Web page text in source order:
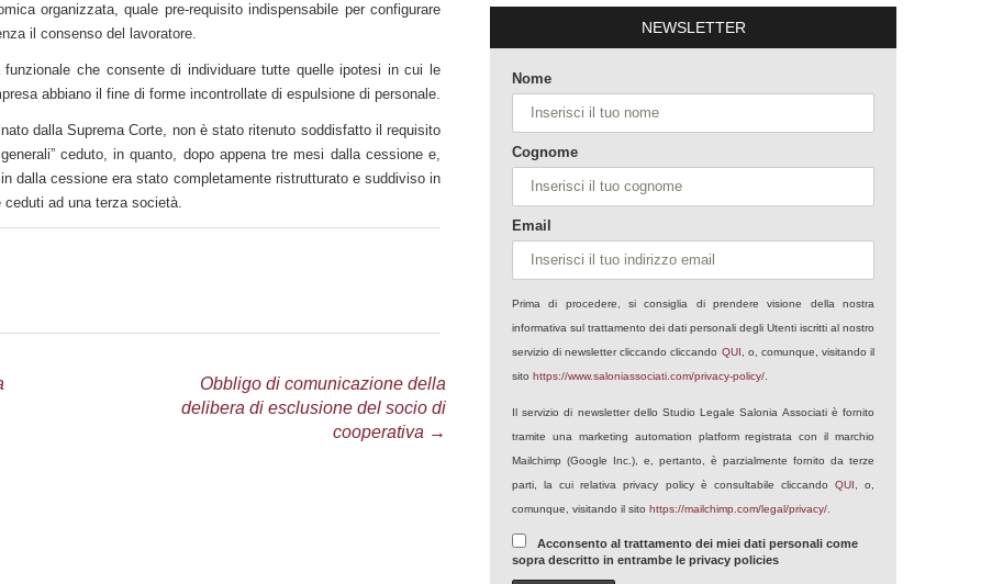
organizzata, quale pre-requisito indispensabile per configurare
il consenso del lavoratore.
funzionale che consente di individuare tutte quelle ipotesi in cui le
abbiano il fine di forme incontrollate di espulsione di personale.
dalla Suprema Corte, non è stato ritenuto soddisfatto il requisito
ceduto, in quanto, dopo appena tre mesi dalla cessione e,
dalla cessione era stato completamente ristrutturato e suddiviso in
ad una terza società.
Obbligo di comunicazione della
delibera di esclusione del socio di
cooperativa →
NEWSLETTER
Nome
Cognome
Email
Prima di procedere, si consiglia di prendere visione della nostra
informativa sul trattamento dei dati personali degli Utenti iscritti al nostro
servizio di newsletter cliccando cliccando QUI , o, comunque, visitando il
sito https://www.saloniassociati.com/privacy-policy/
Il servizio di newsletter dello Studio Legale Salonia Associati è fornito
tramite una marketing automation platform registrata con il marchio
Mailchimp (Google Inc.), e, pertanto, è parzialmente fornito da terze
parti, la cui relativa privacy policy è consultabile cliccando QUI , o,
comunque, visitando il sito https://mailchimp.com/legal/privacy/
Acconsento al trattamento dei miei dati personali come
sopra descritto in entrambe le privacy policies